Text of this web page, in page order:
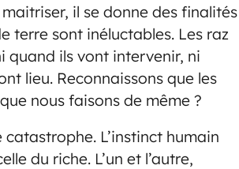
il se donne des finalités
terre sont inéluctables. Les raz
quand ils vont intervenir, ni
lieu. Reconnaissons que les
nous faisons de même ?
L’instinct humain
du riche. L’un et l’autre,